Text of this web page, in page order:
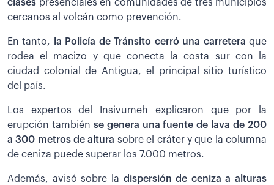
clases presenciales en comunidades de tres municipios
cercanos al volcán como prevención.
En tanto, la Policía de Tránsito cerró una carretera que
rodea el macizo y que conecta la costa sur con la
ciudad colonial de Antigua, el principal sitio turístico
del país.
Los expertos del Insivumeh explicaron que por la
erupción también se genera una fuente de lava de 200
a 300 metros de altura sobre el cráter y que la columna
de ceniza puede superar los 7.000 metros.
Además, avisó sobre la dispersión de ceniza a alturas